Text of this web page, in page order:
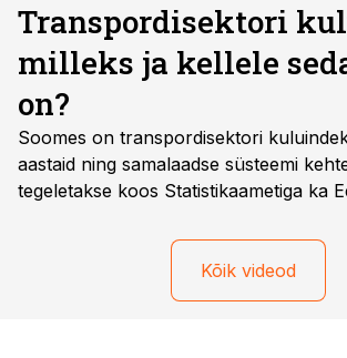
Transpordisektori
milleks ja kellele
on?
Soomes on transpordisektori
aastaid ning samalaadse süsteemi
tegeletakse koos Statistikaametiga ka
mõjutama nii kauba-, kui sõitjateveoga
ettevõtteid? Kui kaugel selle
Selle teemalise ettekandega esines
Kõik videod